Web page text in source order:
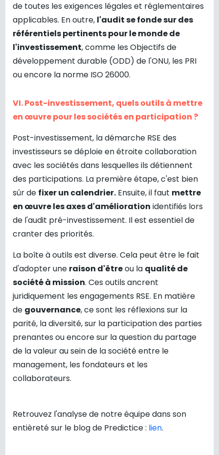
de toutes les exigences légales et réglementaires
applicables. En outre, l'audit se fonde sur des
référentiels pertinents pour le monde de
l'investissement, comme les Objectifs de
développement durable (ODD) de l'ONU, les PRI
ou encore la norme ISO 26000.
VI. Post-investissement, quels outils à mettre
en œuvre pour les sociétés en participation ?
Post-investissement, la démarche RSE des
investisseurs se déploie en étroite collaboration
avec les sociétés dans lesquelles ils détiennent
des participations. La première étape, c'est bien
sûr de fixer un calendrier. Ensuite, il faut mettre
en œuvre les axes d'amélioration identifiés lors
de l'audit pré-investissement. Il est essentiel de
cranter des priorités.
La boîte à outils est diverse. Cela peut être le fait
d'adopter une raison d'êtreou la qualité de
société à mission. Ces outils ancrent
juridiquement les engagements RSE. En matière
de gouvernance, ce sont les réflexions sur la
parité, la diversité, sur la participation des parties
prenantes ou encore sur la question du partage
de la valeur au sein de la société entre le
management, les fondateurs et les
collaborateurs.
Retrouvez l'analyse de notre équipe dans son
entièreté sur le blog de Predictice : lien.